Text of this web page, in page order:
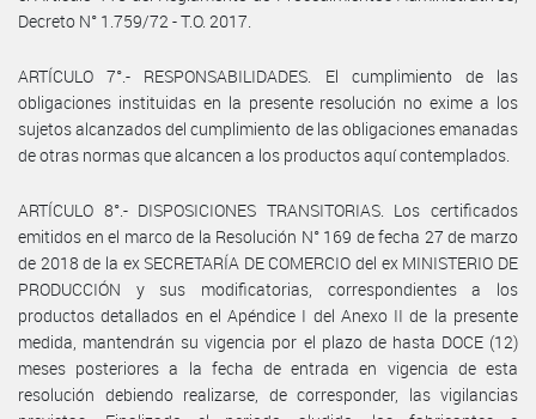
Decreto N° 1.759/72 - T.O. 2017.
ARTÍCULO 7°.- RESPONSABILIDADES. El cumplimiento de las
obligaciones instituidas en la presente resolución no exime a los
sujetos alcanzados del cumplimiento de las obligaciones emanadas
de otras normas que alcancen a los productos aquí contemplados.
ARTÍCULO 8°.- DISPOSICIONES TRANSITORIAS. Los certificados
emitidos en el marco de la Resolución N° 169 de fecha 27 de marzo
de 2018 de la ex SECRETARÍA DE COMERCIO del ex MINISTERIO DE
PRODUCCIÓN y sus modificatorias, correspondientes a los
productos detallados en el Apéndice I del Anexo II de la presente
medida, mantendrán su vigencia por el plazo de hasta DOCE (12)
meses posteriores a la fecha de entrada en vigencia de esta
resolución debiendo realizarse, de corresponder, las vigilancias